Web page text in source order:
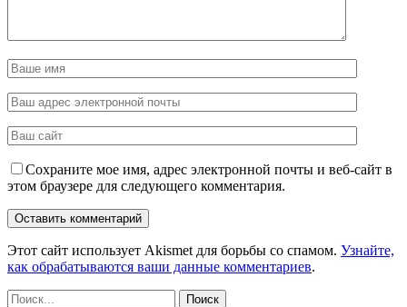
Сохраните мое имя, адрес электронной почты и веб-сайт в
этом браузере для следующего комментария.
Этот сайт использует Akismet для борьбы со спамом. Узнайте,
как обрабатываются ваши данные комментариев.